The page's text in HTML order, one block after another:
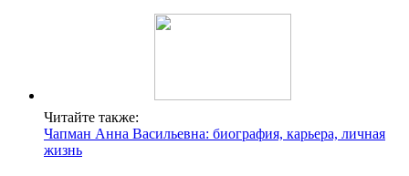
Читайте также:
Чапман Анна Васильевна: биография, карьера, личная
жизнь